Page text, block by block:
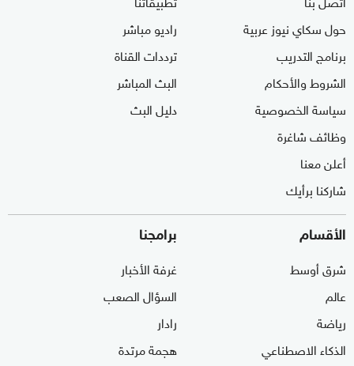
حول سكاي نيوز عربية
برنامج التدريب
الشروط والأحكام
سياسة الخصوصية
وظائف شاغرة
أعلن معنا
شاركنا برأيك
راديو مباشر
ترددات القناة
البث المباشر
دليل البث
الأقسام
شرق أوسط
عالم
رياضة
الذكاء الاصطناعي
برامجنا
غرفة الأخبار
السؤال الصعب
رادار
هجمة مرتدة